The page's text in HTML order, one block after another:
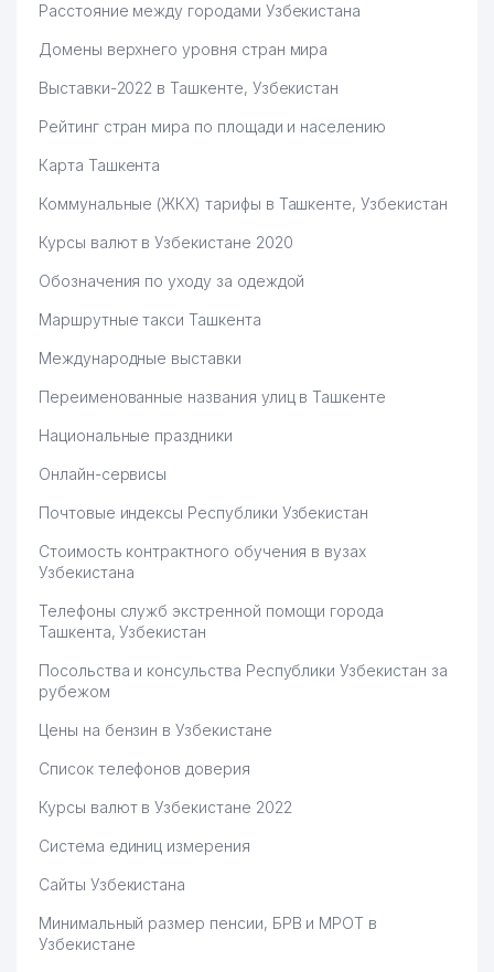
Расстояние между городами Узбекистана
Домены верхнего уровня стран мира
Выставки-2022 в Ташкенте, Узбекистан
Рейтинг стран мира по площади и населению
Карта Ташкента
Коммунальные (ЖКХ) тарифы в Ташкенте, Узбекистан
Курсы валют в Узбекистане 2020
Обозначения по уходу за одеждой
Маршрутные такси Ташкента
Международные выставки
Переименованные названия улиц в Ташкенте
Национальные праздники
Онлайн-сервисы
Почтовые индексы Республики Узбекистан
Стоимость контрактного обучения в вузах
Узбекистана
Телефоны служб экстренной помощи города
Ташкента, Узбекистан
Посольства и консульства Республики Узбекистан за
рубежом
Цены на бензин в Узбекистане
Список телефонов доверия
Курсы валют в Узбекистане 2022
Система единиц измерения
Сайты Узбекистана
Минимальный размер пенсии, БРВ и МРОТ в
Узбекистане